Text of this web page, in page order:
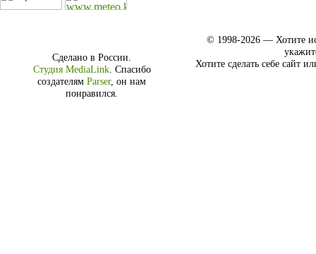
Сделано в России.
Студия MediaLink. Спасибо
создателям Parser, он нам
понравился.
© 1998-2026 — Хотите
Хотите сделать себе сайт